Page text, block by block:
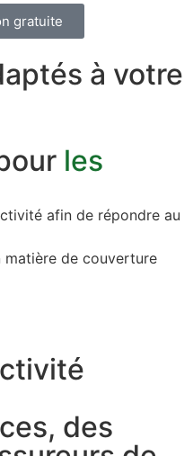
gratuite
à votre
les
afin de répondre au
matière de couverture
des